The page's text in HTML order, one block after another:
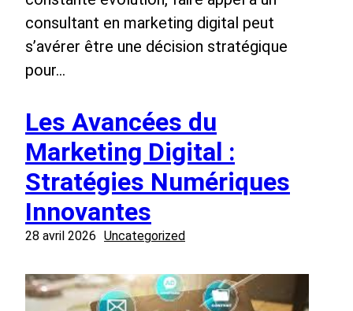
consultant en marketing digital peut
s’avérer être une décision stratégique
pour…
Les Avancées du
Marketing Digital :
Stratégies Numériques
Innovantes
28 avril 2026 Uncategorized